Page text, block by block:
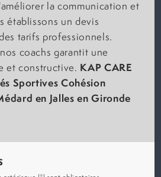
la communication et
établissons un devis
tarifs professionnels.
coachs garantit une
et constructive. KAP CARE
Sportives Cohésion
en Jalles en Gironde